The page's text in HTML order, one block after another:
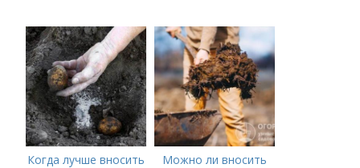
Когда лучше вносить
Можно ли вносить